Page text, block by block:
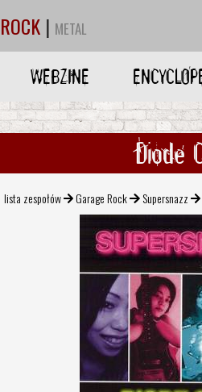
ROCK | METAL
WEBZINE
Diode
lista zespołów Garage Rock Supersnazz